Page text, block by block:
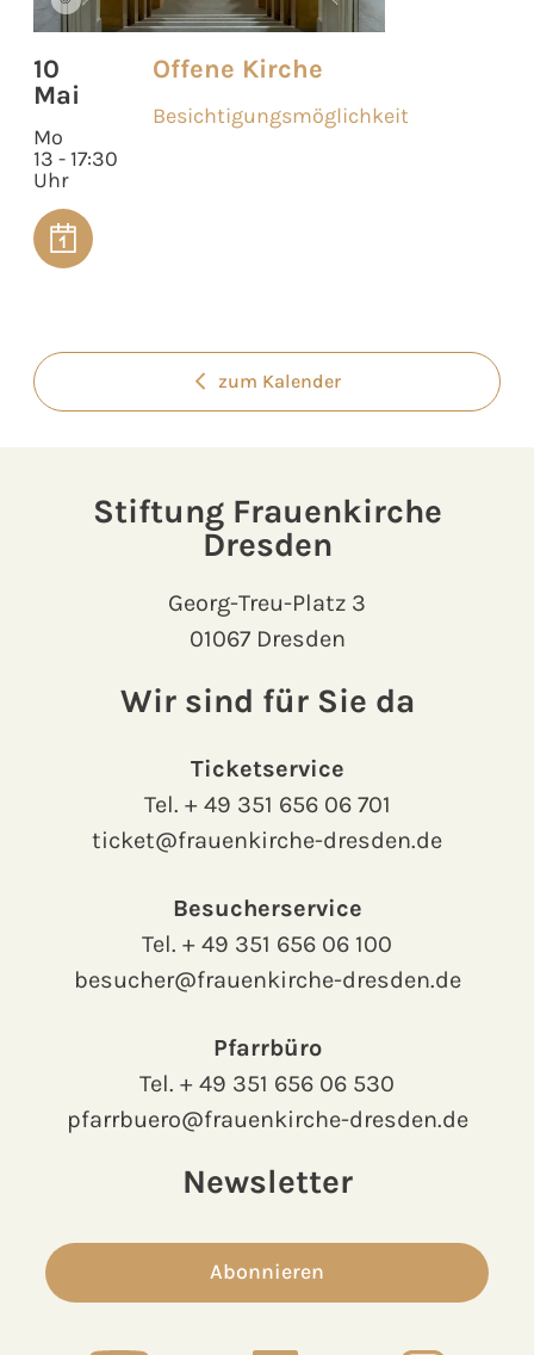
10
Mai
Mo
13 - 17:30
Uhr
Offene Kirche
Besichtigungsmöglichkeit
zum Kalender
Stiftung Frauenkirche
Dresden
Georg-Treu-Platz 3
01067 Dresden
Wir sind für Sie da
Ticketservice
Tel. + 49 351 656 06 701
ticket@frauenkirche-dresden.de
Besucherservice
Tel. + 49 351 656 06 100
besucher@frauenkirche-dresden.de
Pfarrbüro
Tel. + 49 351 656 06 530
pfarrbuero@frauenkirche-dresden.de
Newsletter
Abonnieren